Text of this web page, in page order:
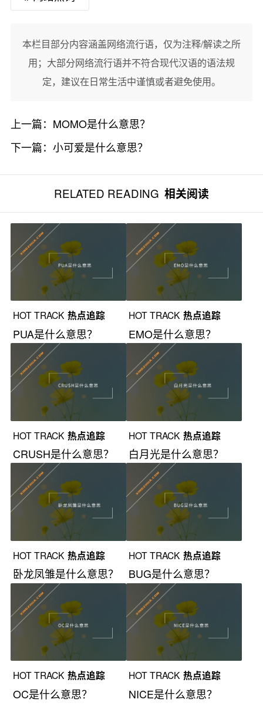
本栏目部分内容涵盖网络流行语，仅为注释/解读之所
用；大部分网络流行语并不符合现代汉语的语法规
定，建议在日常生活中谨慎或者避免使用。
上一篇： MOMO是什么意思？
下一篇： 小可爱是什么意思？
RELATED READING 相关阅读
HOT TRACK 热点追踪
PUA是什么意思？
HOT TRACK 热点追踪
EMO是什么意思？
HOT TRACK 热点追踪
CRUSH是什么意思？
HOT TRACK 热点追踪
白月光是什么意思？
HOT TRACK 热点追踪
卧龙凤雏是什么意思？
HOT TRACK 热点追踪
BUG是什么意思？
HOT TRACK 热点追踪
OC是什么意思？
HOT TRACK 热点追踪
NICE是什么意思？